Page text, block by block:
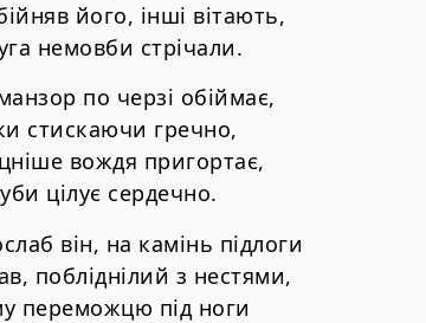
його, інші вітають,
стрічали.
по черзі обіймає,
гречно,
вождя пригортає,
цілує сердечно.
він, на камінь підлоги
з нестями,
переможцю під ноги